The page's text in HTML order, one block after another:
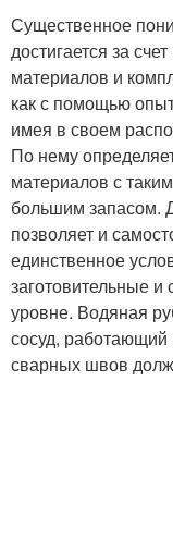
Существенное
достигается за
материалов и
как с помощью
имея в своем
По нему
материалов с
большим запасом.
позволяет и
единственное
заготовительные
уровне. Водяная
сосуд, работающий
сварных швов